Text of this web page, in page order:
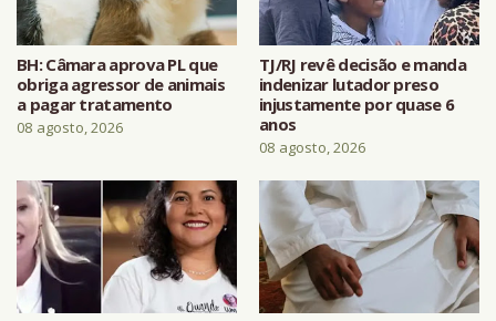
BH: Câmara aprova PL que
obriga agressor de animais
a pagar tratamento
08 agosto, 2026
TJ/RJ revê decisão e manda
indenizar lutador preso
injustamente por quase 6
anos
08 agosto, 2026